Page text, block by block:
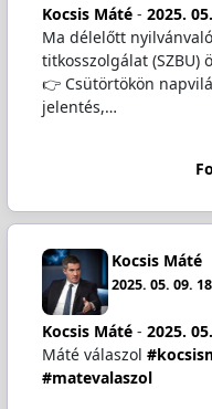
Kocsis Máté- 2025.
Ma délelőtt
titkosszolgálat (SZBU)
👉 Csütörtökön
jelentés,…
Kocsis Máté
2025. 05. 09.
Kocsis Máté- 2025.
Máté válaszol
#matevalaszol